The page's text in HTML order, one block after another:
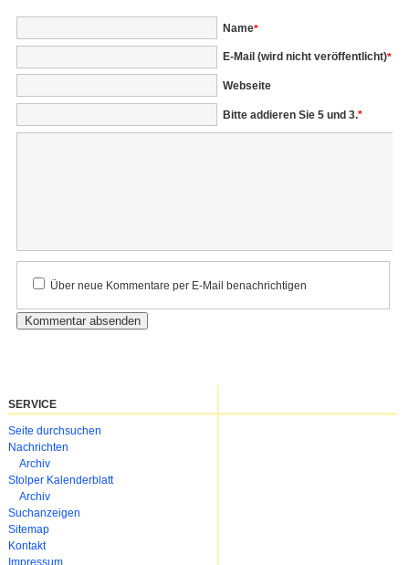
Pflichtfeld
Name*
Pflichtfeld
E-Mail (wird nicht veröffentlicht)*
Webseite
Bitte addieren Sie 5 und 3.*
Kommentar
Über neue Kommentare per E-Mail benachrichtigen
SERVICE
Navigation
überspringen
Seite durchsuchen
Nachrichten
Archiv
Stolper Kalenderblatt
Archiv
Suchanzeigen
Sitemap
Kontakt
Impressum